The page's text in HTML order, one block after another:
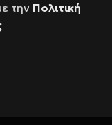
την Πολιτική